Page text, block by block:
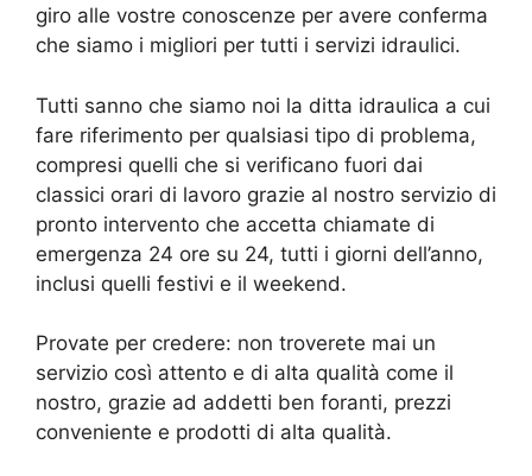
giro alle vostre conoscenze per avere conferma
che siamo i migliori per tutti i servizi idraulici.
Tutti sanno che siamo noi la ditta idraulica a cui
fare riferimento per qualsiasi tipo di problema,
compresi quelli che si verificano fuori dai
classici orari di lavoro grazie al nostro servizio di
pronto intervento che accetta chiamate di
emergenza 24 ore su 24, tutti i giorni dell’anno,
inclusi quelli festivi e il weekend.
Provate per credere: non troverete mai un
servizio così attento e di alta qualità come il
nostro, grazie ad addetti ben foranti, prezzi
conveniente e prodotti di alta qualità.